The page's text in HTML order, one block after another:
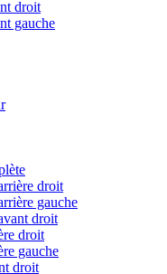
droit
gauche
droit
gauche
droit
droit
gauche
droit